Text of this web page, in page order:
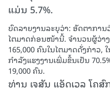
ແມ່ນ 5.7%.
ບົດລາຍງານລະບຸວ່າ: ອັດຕາການ
ໄຕມາດກ່ອນໜ້ານີ້. ຈຳນວນຜູ້ວ່າງ
165,000 ຄົນໃນໄຕມາດດັ່ງກ່າວ
ກຳລັງແຮງງານເພີ່ມຂຶ້ນເປັນ
19,000 ຄົນ.
ທ່ານ ເຈສັນ ແອັດເວລ ໂຄ